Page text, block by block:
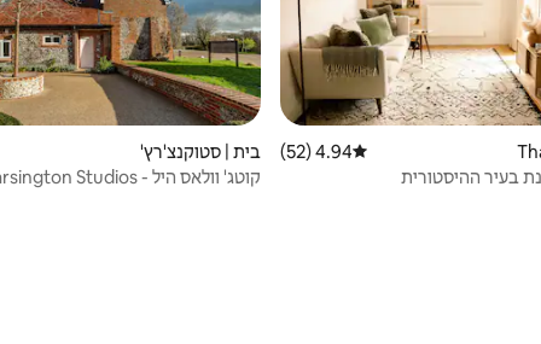
דירוג ממוצע של 4.94 מתוך 5, 52 ביקורות
4.94 (52)
בעיר ההיסטורית
בית | סטוקנצ'רץ'
קוטג' וולאס היל - Garsington Studios